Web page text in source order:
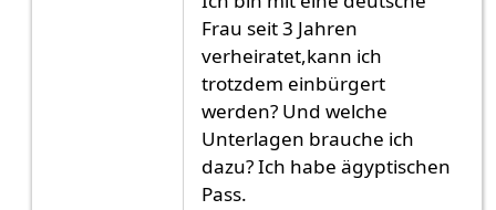
Ich bin verheiratet mitvonTed
Frau seit 3 Jahren
verheiratet,kann ich
trotzdem einbürgert
werden? Und welche
Unterlagen brauche ich
dazu? Ich habe ägyptischen
Pass.